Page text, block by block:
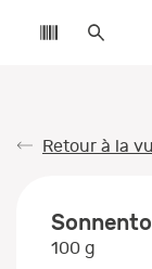
Retour à la
100 g